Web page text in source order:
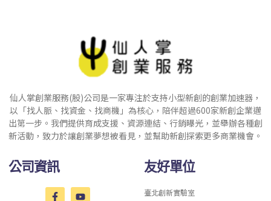
仙人掌創業服務(股)公司是一家專注於支持小型新創的創業加速器，
以「找人脈、找資金、找商機」為核心，陪伴超過600家新創企業邁
出第一步。我們提供育成支援、資源連結、行銷曝光，並舉辦各種創
新活動，致力於讓創業夢想被看見，並幫助新創探索更多商業機會。
公司資訊 友好單位
臺北創新實驗室